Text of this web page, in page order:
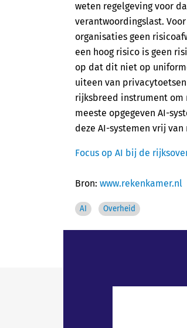
weten regelgeving voor
verantwoordingslast.
organisaties geen
een hoog risico is geen
op dat dit niet op
uiteen van
rijksbreed instrument om
meeste opgegeven AI-
deze AI-systemen vrij van
Focus op AI bij de
Bron: www.rekenkamer.nl
AI Overheid